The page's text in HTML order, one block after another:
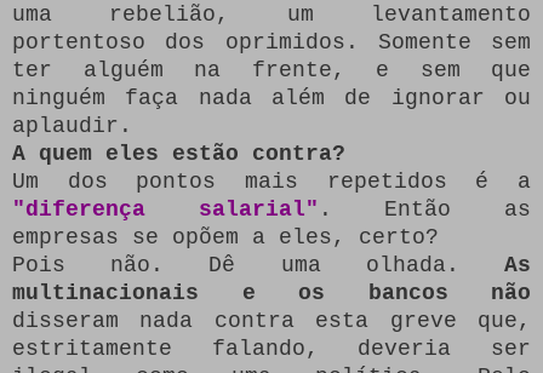
uma rebelião, um levantamento
portentoso dos oprimidos.
Somente sem
ter alguém na frente, e sem que
ninguém faça nada além de ignorar ou
aplaudir.
A quem eles estão contra?
Um dos pontos mais repetidos é a
"diferença salarial" .
Então as
empresas se opõem a eles, certo?
Pois não.
Dê uma olhada.
As
multinacionais e os bancos não
disseram nada contra esta greve que,
estritamente falando, deveria ser